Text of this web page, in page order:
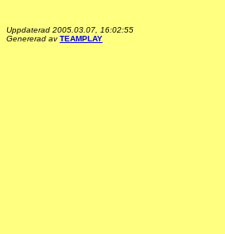
Uppdaterad 2005.03.07, 16:02:55
Genererad avTEAMPLAY